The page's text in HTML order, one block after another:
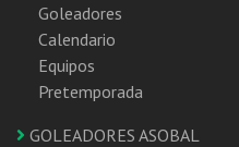
Goleadores
Calendario
Equipos
Pretemporada
GOLEADORES ASOBAL